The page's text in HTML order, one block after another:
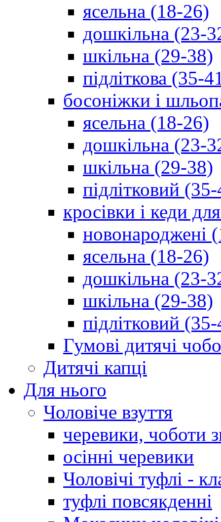
ясельна (18-26)
дошкільна (23-
шкільна (29-38)
підліткова (35-
босоніжки і
ясельна (18-26)
дошкільна (23-
шкільна (29-38)
підлітковий
кросівки і кеди
новонароджені
ясельна (18-26)
дошкільна (23-
шкільна (29-38)
підлітковий
Гумові дитячі
Дитячі капці
Для нього
Чоловіче взуття
черевики, чоботи
осінні черевики
Чоловічі туфлі -
туфлі повсякденні